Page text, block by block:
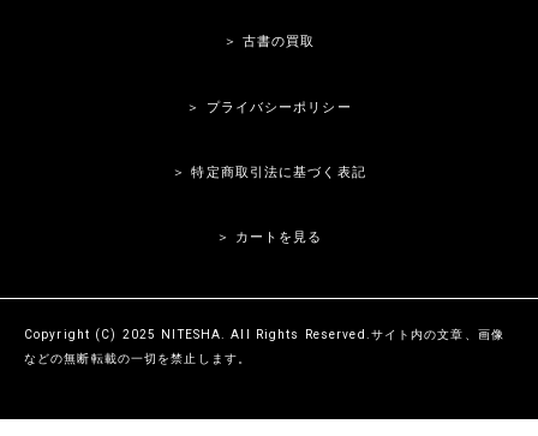
＞ 古書の買取
＞ プライバシーポリシー
＞ 特定商取引法に基づく表記
＞ カートを見る
Copyright (C) 2025 NITESHA. All Rights Reserved.サイト内の文章、画像
などの無断転載の一切を禁止します。